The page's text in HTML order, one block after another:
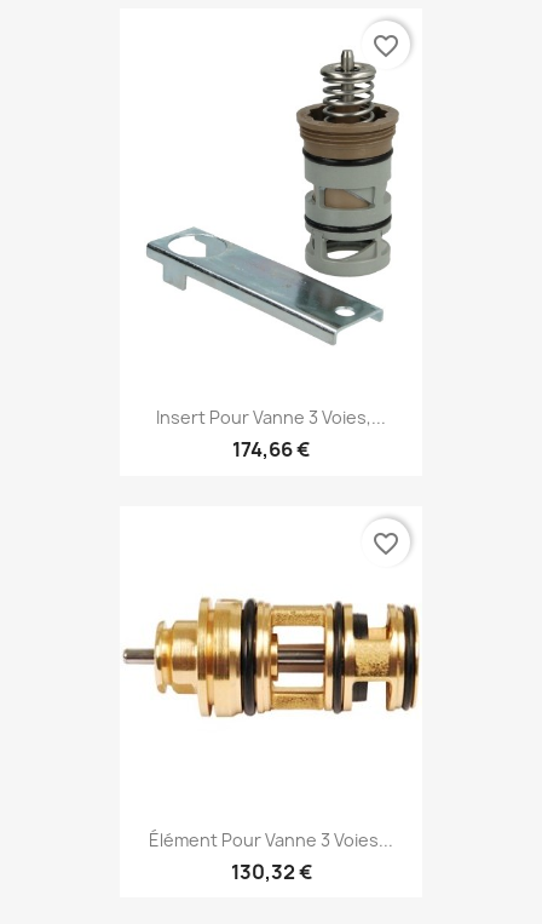
Insert Pour Vanne 3 Voies,...
174,66 €
favorite_border
Élément Pour Vanne 3 Voies...
130,32 €
favorite_border